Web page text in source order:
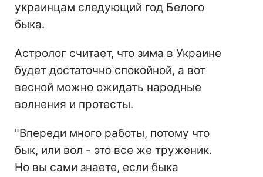
украинцам следующий год Белого
быка.
Астролог считает, что зима в Украине
будет достаточно спокойной, а вот
весной можно ожидать народные
волнения и протесты.
"Впереди много работы, потому что
бык, или вол - это все же труженик.
Но вы сами знаете, если быка